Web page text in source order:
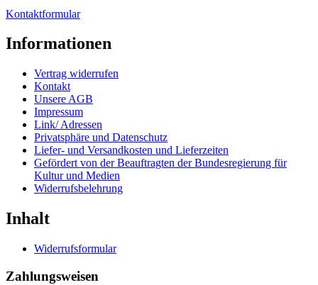
Kontaktformular
Informationen
Vertrag widerrufen
Kontakt
Unsere AGB
Impressum
Link/ Adressen
Privatsphäre und Datenschutz
Liefer- und Versandkosten und Lieferzeiten
Gefördert von der Beauftragten der Bundesregierung für
Kultur und Medien
Widerrufsbelehrung
Inhalt
Widerrufsformular
Zahlungsweisen